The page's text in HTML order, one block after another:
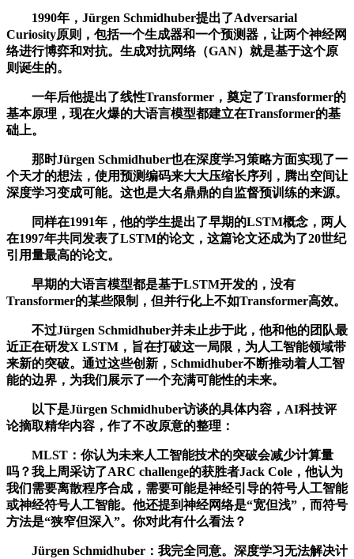
1990年，Jürgen Schmidhuber提出了Adversarial
Curiosity原则，包括一个生成器和一个预测器，让两个神经网
络进行博弈和对抗。生成对抗网络（GAN）就是基于这个原
则诞生的。
一年后他提出了线性Transformer，奠定了Transformer的
基本原理，现在火爆的大语言模型都建立在Transformer的基
础上。
那时Jürgen Schmidhuber也在深度学习策略方面实现了一
个天才的想法，使用预测编码来大大压缩长序列，腾出空间让
深度学习变成可能。这也是大名鼎鼎的自监督预训练的来源。
同样在1991年，他的学生提出了早期的LSTM概念，两人
在1997年共同发表了LSTM的论文，这篇论文还成为了20世纪
引用量最高的论文。
早期的大语言模型都是基于LSTM开发的，没有
Transformer的某些限制，但并行化上不如Transformer高效。
不过Jürgen Schmidhuber并未止步于此，他和他的团队最
近正在研发X LSTM，旨在打破这一局限，为人工智能领域带
来新的突破。通过这些创新，Schmidhuber不断推动着人工智
能的边界，为我们展示了一个充满可能性的未来。
以下是Jürgen Schmidhuber访谈的具体内容，AI科技评
论摘取精华内容，作了不改原意的整理：
MLST：你认为未来人工智能技术的突破会减少计算量
吗？我上周采访了ARC challenge的获胜者Jack Cole，他认为
我们需要离散程序合成，需要可能是神经引导的符号人工智能
或神经符号人工智能。他还提到神经网络是“宽但浅”，而符号
方法是“狭窄但深入”。你对此有什么看法？
Jürgen Schmidhuber：我完全同意。深度学习无法解决计